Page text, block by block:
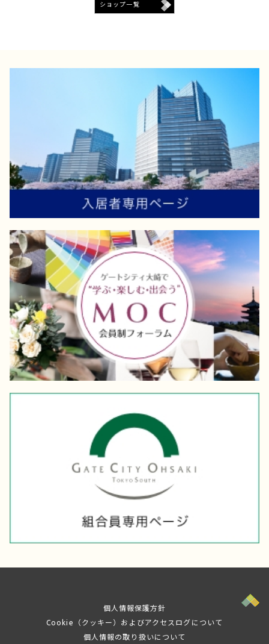
ショップ一覧
個人情報保護方針
Cookie（クッキー）およびアクセスログについて
個人情報の取り扱いについて